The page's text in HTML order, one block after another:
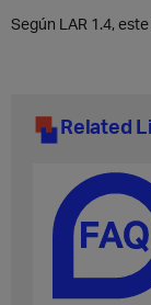
Según LAR 1.4,
Related